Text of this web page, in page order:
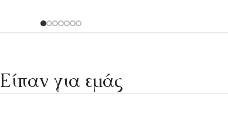
Είπαν για εμάς